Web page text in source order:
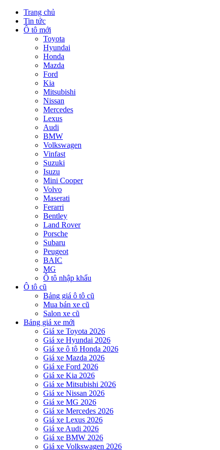
Trang chủ
Tin tức
Ô tô mới
Toyota
Hyundai
Honda
Mazda
Ford
Kia
Mitsubishi
Nissan
Mercedes
Lexus
Audi
BMW
Volkswagen
Vinfast
Suzuki
Isuzu
Mini Cooper
Volvo
Maserati
Ferarri
Bentley
Land Rover
Porsche
Subaru
Peugeot
BAIC
MG
Ô tô nhập khẩu
Ô tô cũ
Bảng giá ô tô cũ
Mua bán xe cũ
Salon xe cũ
Bảng giá xe mới
Giá xe Toyota 2026
Giá xe Hyundai 2026
Giá xe ô tô Honda 2026
Giá xe Mazda 2026
Giá xe Ford 2026
Giá xe Kia 2026
Giá xe Mitsubishi 2026
Giá xe Nissan 2026
Giá xe MG 2026
Giá xe Mercedes 2026
Giá xe Lexus 2026
Giá xe Audi 2026
Giá xe BMW 2026
Giá xe Volkswagen 2026